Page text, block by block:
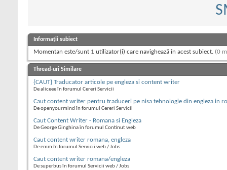
Informații subiect
Momentan este/sunt 1 utilizator(i) care navighează în acest subiect. (0
Thread-uri Similare
{CAUT} Traducator articole pe engleza si content writer
De aliceee în forumul Cereri Servicii
Caut content writer pentru traduceri pe nisa tehnologie din engleza in
De openyourmind în forumul Cereri Servicii
Caut Content Writer - Romana si Engleza
De George Ginghina în forumul Continut web
Caut content writer romana, engleza
De emm în forumul Servicii web / Jobs
Caut content writer romana/engleza
De superbus în forumul Servicii web / Jobs